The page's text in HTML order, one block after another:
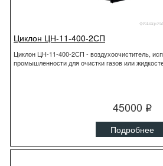
Циклон ЦН-11-400-2СП
Циклон ЦН-11-400-2СП - воздухоочиститель,
промышленности для очистки газов или
45000 q
Подробнее